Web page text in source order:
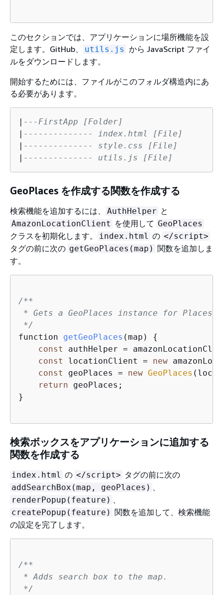
このセクションでは、アプリケーションに場所機能を設
定します。GitHub、
utils.js から JavaScript ファイ
ルをダウンロードします。
開始するためには、ファイルがこのフォルダ構造内にあ
る必要があります。
| ---FirstApp [Folder]
| -------------- index.html [File]
| -------------- style.css [File]
| -------------- utils.js [File]
GeoPlaces を作成する関数を作成する
検索機能を追加するには、 AuthHelper と
AmazonLocationClient を使用して GeoPlaces
クラスを初期化します。 index.html の </script>
タグの前に次の getGeoPlaces(map) 関数を追加しま
す。
/**
* Gets a GeoPlaces instance for Places
*/
function getGeoPlaces (map)
{
const
authHelper =
const
locationClient = new
const
geoPlaces = new GeoPlaces
return
}
検索ボックスをアプリケーションに追加する
関数を作成する
index.html の </script> タグの前に次の
addSearchBox(map, geoPlaces) 、
renderPopup(feature) 、
createPopup(feature) 関数を追加して、検索機能
の設定を完了します。
/**
* Adds search box to the map.
*/